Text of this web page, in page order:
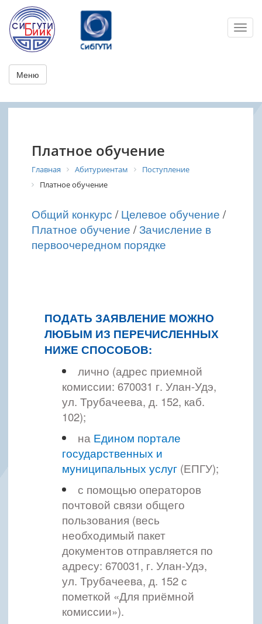
Меню
Платное обучение
Главная Абитуриентам
Поступление
Платное обучение
Общий конкурс /Целевое обучение /
Платное обучение /Зачисление в
первоочередном порядке
ПОДАТЬ ЗАЯВЛЕНИЕ МОЖНО
ЛЮБЫМ ИЗ ПЕРЕЧИСЛЕННЫХ
НИЖЕ СПОСОБОВ:
лично (адрес приемной
комиссии: 670031 г. Улан-Удэ,
ул. Трубачеева, д. 152, каб.
102);
на Едином портале
государственных и
муниципальных услуг (ЕПГУ);
с помощью операторов
почтовой связи общего
пользования (весь
необходимый пакет
документов отправляется по
адресу: 670031, г. Улан-Удэ,
ул. Трубачеева, д. 152 с
пометкой «Для приёмной
комиссии»).